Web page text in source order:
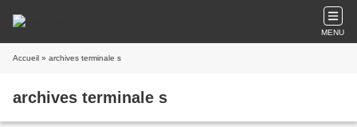
MENU
Accueil » archives terminale s
archives terminale s